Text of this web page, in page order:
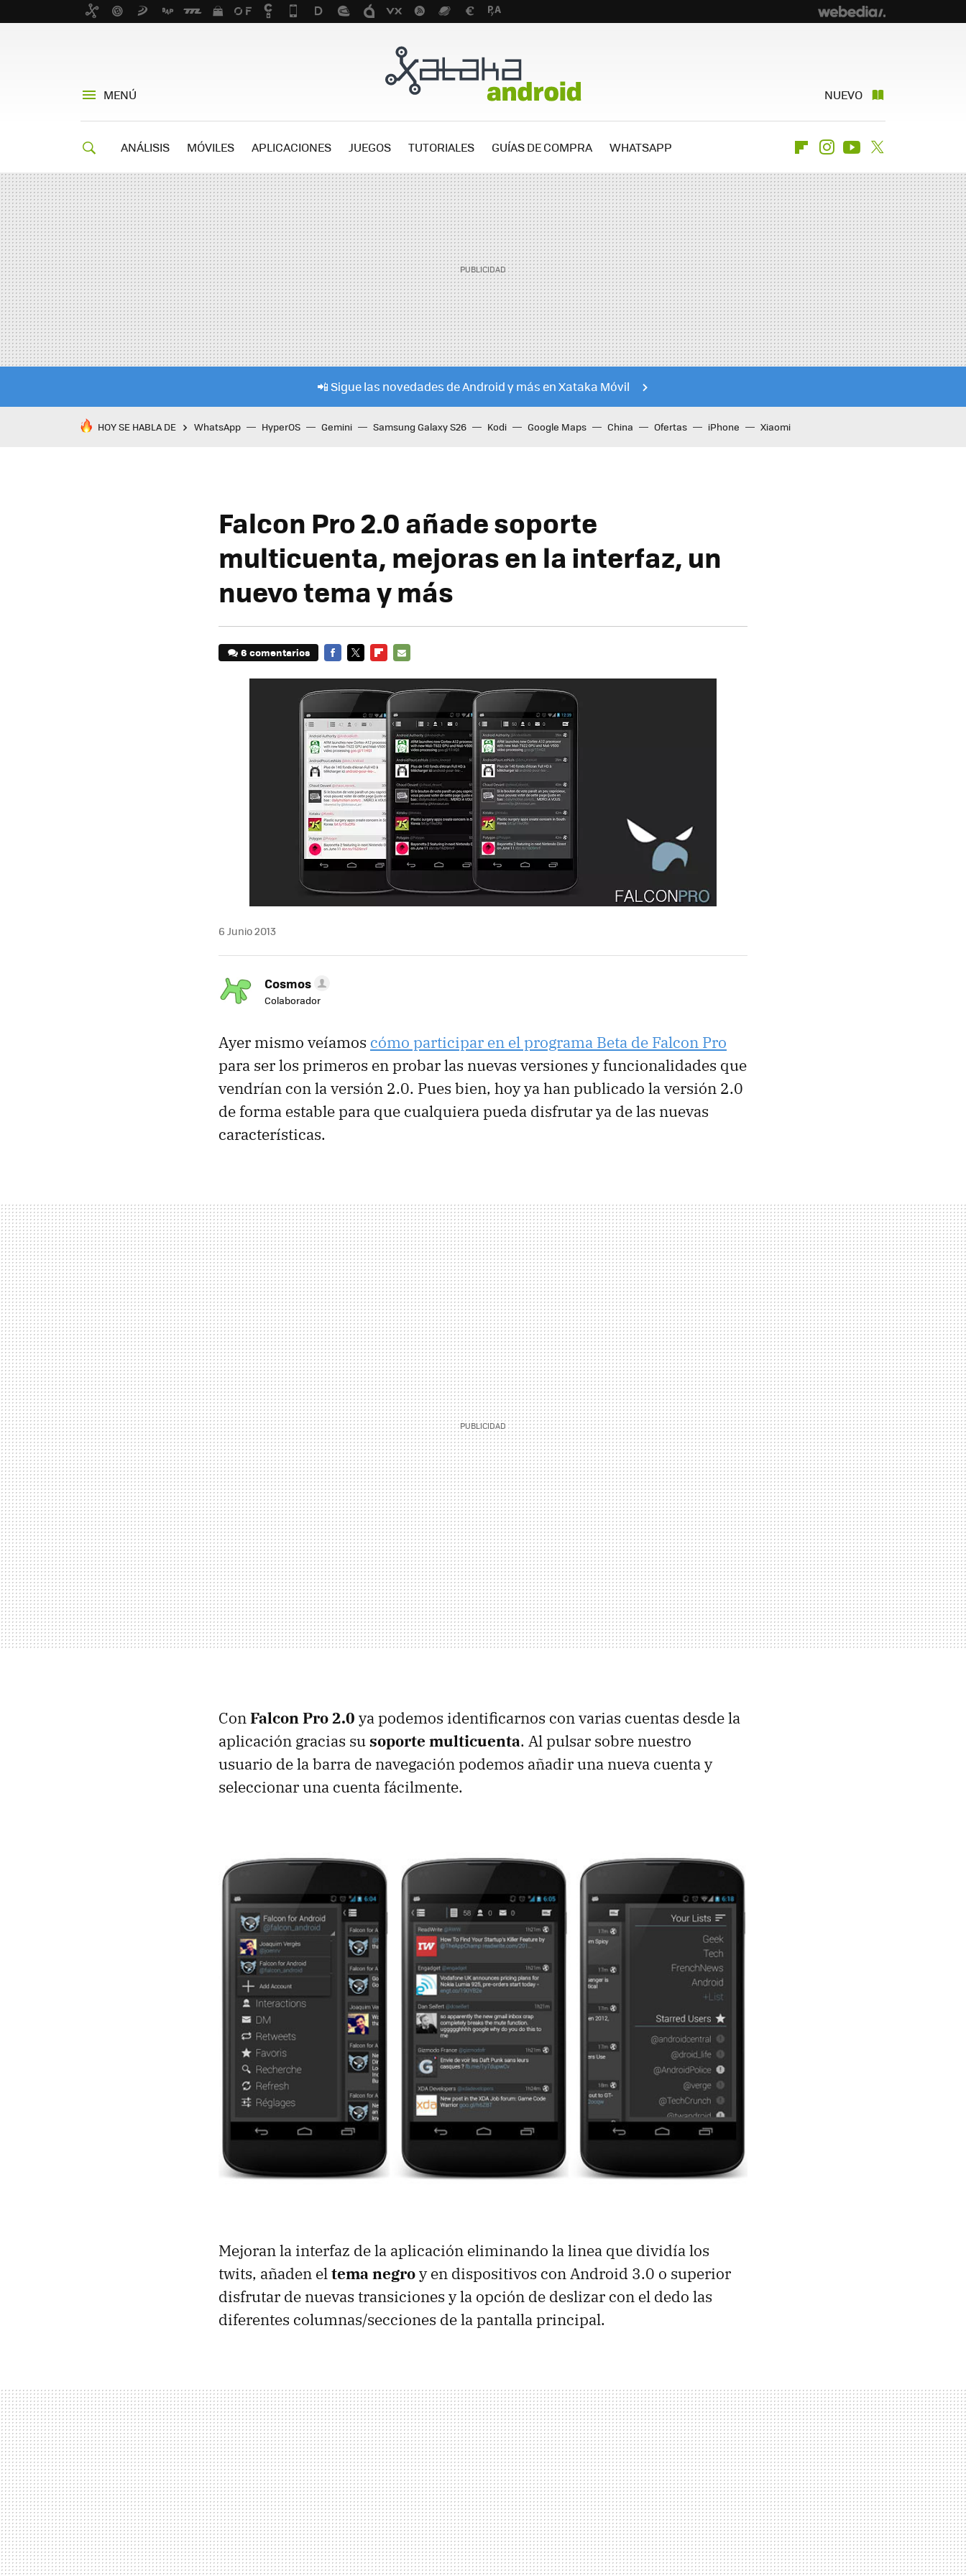
MENÚ NUEVO
ANÁLISIS MÓVILES APLICACIONES JUEGOS TUTORIALES GUÍAS DE COMPRA WHATSAPP FlipboardInstagramYoutube
📲 Sigue las novedades de Android y más en Xataka Móvil
HOY SE HABLA DE WhatsApp HyperOS Gemini Samsung Galaxy S26 Kodi Google Maps China Ofertas iPhone Xiaomi
Falcon Pro 2.0 añade soporte
multicuenta, mejoras en la interfaz, un
nuevo tema y más
6 comentarios
MAIL
6 Junio 2013
Cosmos
Colaborador
Ayer mismo veíamos cómo participar en el programa Beta de Falcon Pro
para ser los primeros en probar las nuevas versiones y funcionalidades que
vendrían con la versión 2.0. Pues bien, hoy ya han publicado la versión 2.0
de forma estable para que cualquiera pueda disfrutar ya de las nuevas
características.
ConFalcon Pro 2.0 ya podemos identificarnos con varias cuentas desde la
aplicación gracias susoporte multicuenta. Al pulsar sobre nuestro
usuario de la barra de navegación podemos añadir una nueva cuenta y
seleccionar una cuenta fácilmente.
Mejoran la interfaz de la aplicación eliminando la linea que dividía los
twits, añaden eltema negroy en dispositivos con Android 3.0 o superior
disfrutar de nuevas transiciones y la opción de deslizar con el dedo las
diferentes columnas/secciones de la pantalla principal.